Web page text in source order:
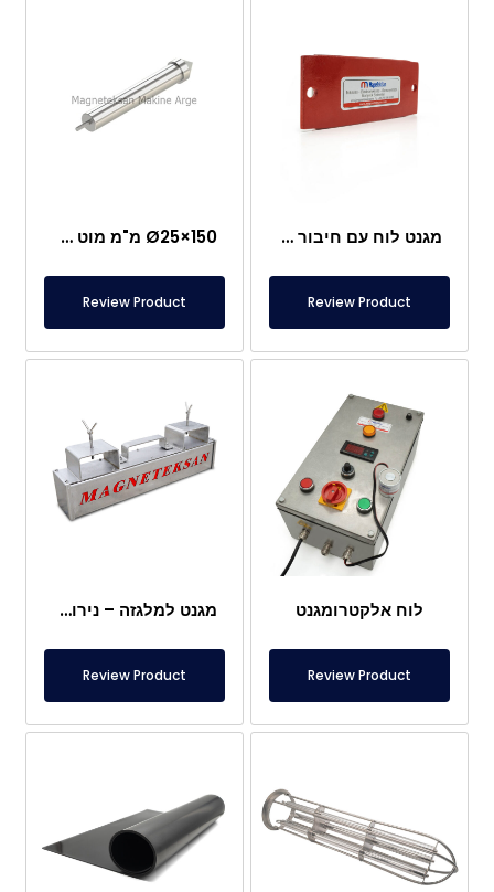
מגנט לוח עם חיבור מיוחד מניאודימיום
Review Product
Ø25×150 מ"מ מוט מגנטי עם בורג מוט – ראש בצורת קליע
Review Product
לוח אלקטרומגנט
Review Product
מגנט למלגזה – נירוסטה מלאה – מרחק אפקטיבי 10 ס"מ – שחרור קל עם ידית
Review Product